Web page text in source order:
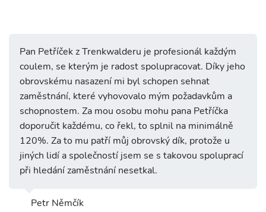
Pan Petříček z Trenkwalderu je profesionál každým
coulem, se kterým je radost spolupracovat. Díky jeho
obrovskému nasazení mi byl schopen sehnat
zaměstnání, které vyhovovalo mým požadavkům a
schopnostem. Za mou osobu mohu pana Petříčka
doporučit každému, co řekl, to splnil na minimálně
120%. Za to mu patří můj obrovský dík, protože u
jiných lidí a společností jsem se s takovou spoluprací
při hledání zaměstnání nesetkal.
Petr Němčík